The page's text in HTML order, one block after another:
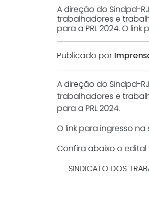
A direção do Sindpd-
trabalhadores e
para a PRL 2024. O
Publicado por
A direção do Sindpd-
trabalhadores e
para a PRL 2024.
O link para ingresso
Confira abaixo o
SINDICATO DOS